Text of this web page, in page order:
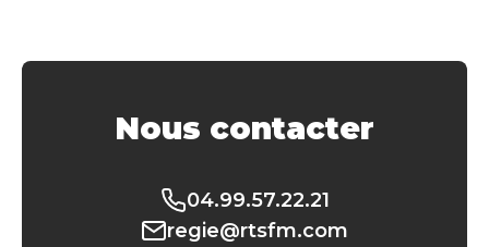
Nous contacter
04.99.57.22.21
regie@rtsfm.com